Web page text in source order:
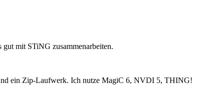
gut mit STiNG zusammenarbeiten.
ein Zip-Laufwerk. Ich nutze MagiC 6, NVDI 5, THING!